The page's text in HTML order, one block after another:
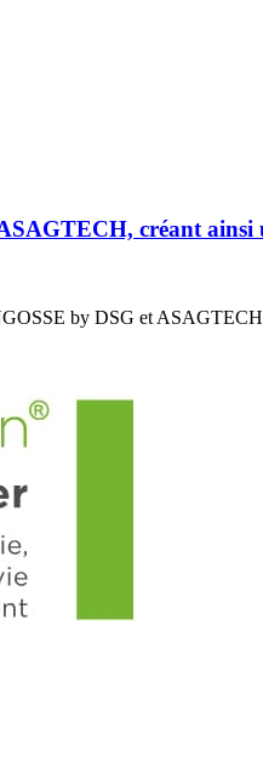
créant
by DSG et